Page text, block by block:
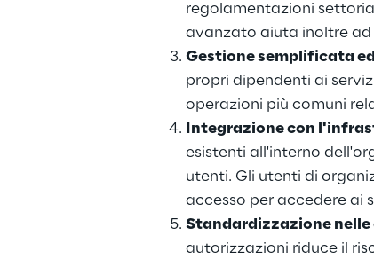
regolamentazioni
avanzato aiuta inoltre
Gestione semplificata
propri dipendenti ai
operazioni più comuni
Integrazione con
esistenti all'interno
utenti. Gli utenti di
accesso per accedere ai
Standardizzazione
autorizzazioni riduce il